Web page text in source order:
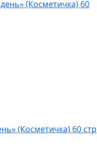
(Косметичка) 60 стр